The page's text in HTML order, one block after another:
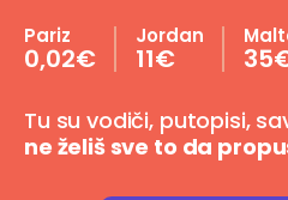
Pariz
0,02€
Jordan
11€
Tu su vodiči, putopisi,
ne želiš sve to da